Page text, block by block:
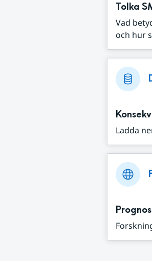
Tolka
Vad
och hur
Ladda